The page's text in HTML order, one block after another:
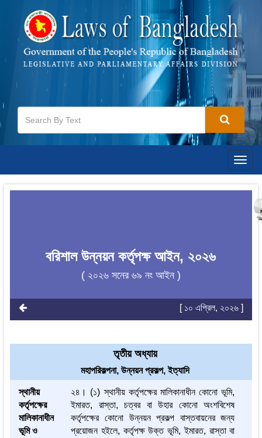
বরিশাল উন্নয়ন কর্তৃপক্ষ আইন, ২০২৬
( ২০২৬ সনের ৬৯ নং আইন )
[ ১০ এপ্রিল, ২০২৬ ]
তৃতীয় অধ্যায়
মহাপরিকল্পনা, উন্নয়ন প্রকল্প, ইত্যাদি
স্থানীয়
কর্তৃপক্ষের
মালিকানাধীন
ভূমি ও
২৪। (১) স্থানীয় কর্তৃপক্ষের মালিকানাধীন কোনো ভূমি,
ইমারত, রাস্তা, চত্বর বা উহার কোনো অংশবিশেষ
কর্তৃপক্ষের কোনো উন্নয়ন প্রকল্প বাস্তবায়নের জন্য
প্রয়োজন হইলে, কর্তৃপক্ষ উক্ত ভূমি, ইমারত, রাস্তা বা